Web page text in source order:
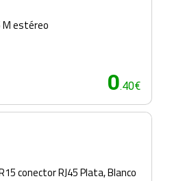
M estéreo
0.40€
conector RJ45 Plata, Blanco